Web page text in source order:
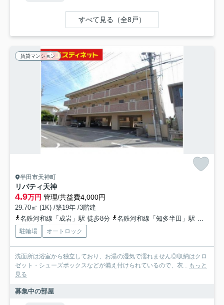
すべて見る（全8戸）
賃貸マンション
半田市天神町
リバティ天神
4.9万円 管理/共益費4,000円
29.70㎡ (1K) /築19年 /3階建
名鉄河和線「成岩」駅 徒歩8分
名鉄河和線「知多半田」駅 徒歩12分
駐輪場 オートロック
洗面所は浴室から独立しており、お湯の湿気で濡れません◎収納はクロ
ゼット・シューズボックスなどが備え付けられているので、衣... もっと
見る
募集中の部屋